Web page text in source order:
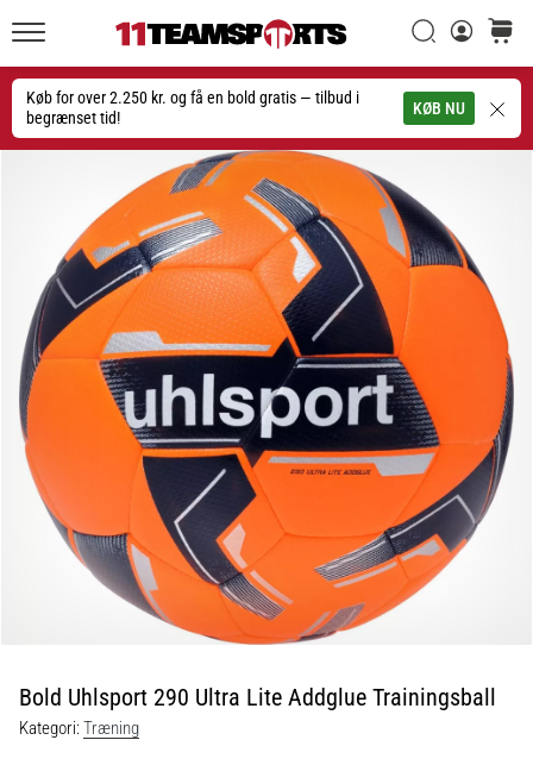
Køb for over 2.250 kr. og få en bold gratis — tilbud i
begrænset tid!
KØB NU
Søgkurv
Søg
20. 1. 2026
•
4 min. Læsning
Nike
fodboldstøvler
Skabt
til
touch.
Bygget
til
angreb
Nike
Tiempo
Maestro
fodboldstøvler
11teamsports
Bold Uhlsport 290 Ultra Lite Addglue Trainingsball
Kategori:Træning